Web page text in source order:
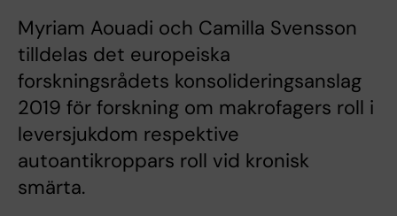
Myriam Aouadi och Camilla Svensson
tilldelas det europeiska
forskningsrådets konsolideringsanslag
2019 för forskning om makrofagers roll i
leversjukdom respektive
autoantikroppars roll vid kronisk
smärta.